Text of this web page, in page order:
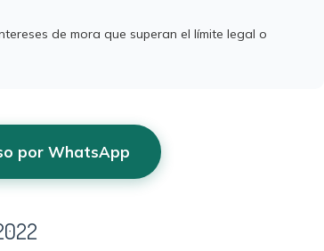
de mora que superan el límite legal o
por WhatsApp